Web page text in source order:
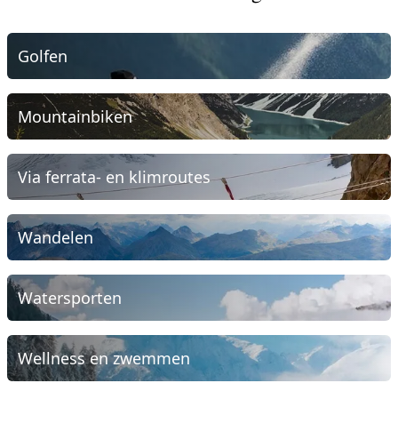
Golfen
Mountainbiken
Via ferrata- en klimroutes
Wandelen
Watersporten
Wellness en zwemmen